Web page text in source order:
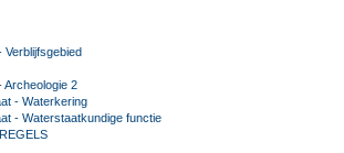
Verblijfsgebied
Archeologie 2
- Waterkering
- Waterstaatkundige functie